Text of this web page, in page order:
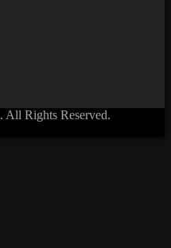
. All Rights Reserved.